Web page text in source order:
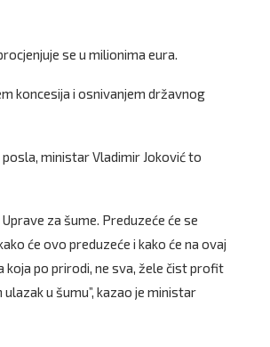
se u milionima eura.
koncesija i osnivanjem državnog
ministar Vladimir Joković to
za šume. Preduzeće će se
će ovo preduzeće i kako će na ovaj
koja po prirodi, ne sva, žele čist profit
u šumu”, kazao je ministar